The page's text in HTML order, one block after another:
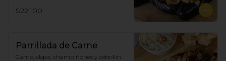
$22.100
Parrillada de Carne
Carne, algas, champiñones y cebollín